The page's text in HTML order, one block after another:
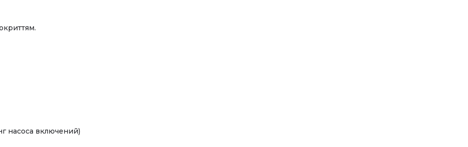
насоса включений)